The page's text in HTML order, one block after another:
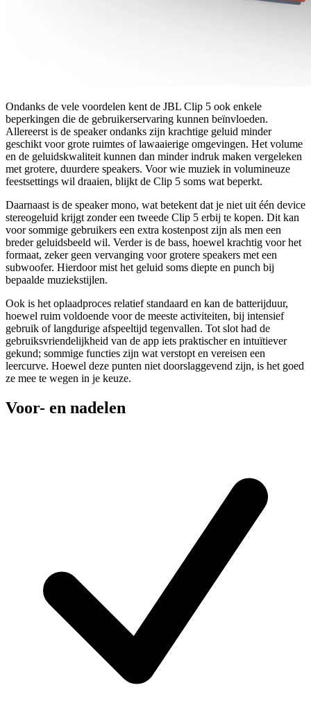
Ondanks de vele voordelen kent de JBL Clip 5 ook enkele
beperkingen die de gebruikerservaring kunnen beïnvloeden.
Allereerst is de speaker ondanks zijn krachtige geluid minder
geschikt voor grote ruimtes of lawaaierige omgevingen. Het volume
en de geluidskwaliteit kunnen dan minder indruk maken vergeleken
met grotere, duurdere speakers. Voor wie muziek in volumineuze
feestsettings wil draaien, blijkt de Clip 5 soms wat beperkt.
Daarnaast is de speaker mono, wat betekent dat je niet uit één device
stereogeluid krijgt zonder een tweede Clip 5 erbij te kopen. Dit kan
voor sommige gebruikers een extra kostenpost zijn als men een
breder geluidsbeeld wil. Verder is de bass, hoewel krachtig voor het
formaat, zeker geen vervanging voor grotere speakers met een
subwoofer. Hierdoor mist het geluid soms diepte en punch bij
bepaalde muziekstijlen.
Ook is het oplaadproces relatief standaard en kan de batterijduur,
hoewel ruim voldoende voor de meeste activiteiten, bij intensief
gebruik of langdurige afspeeltijd tegenvallen. Tot slot had de
gebruiksvriendelijkheid van de app iets praktischer en intuïtiever
gekund; sommige functies zijn wat verstopt en vereisen een
leercurve. Hoewel deze punten niet doorslaggevend zijn, is het goed
ze mee te wegen in je keuze.
Voor- en nadelen